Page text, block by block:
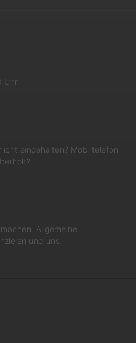
Uhr
eingehalten? Mobiltelefon
Allgemeine
und uns.